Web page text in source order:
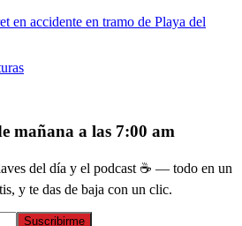
en accidente en tramo de Playa del
mañana a las 7:00 am
del día y el podcast ☕ — todo en un
y te das de baja con un clic.
Suscribirme